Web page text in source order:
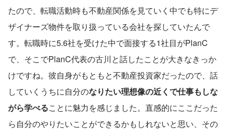
たので、転職活動時も不動産関係を見ていく中でも特にデ
ザイナーズ物件を取り扱っている会社を探していたんで
す。転職時に5.6社を受けた中で面接する1社目がPlanC
で、そこでPlanC代表の古川と話したことが大きなきっか
けですね。彼自身がもともと不動産投資家だったので、話
していくうちに自分のなりたい理想像の近くで仕事もしな
がら学べることに魅力を感じました。直感的にここだった
ら自分のやりたいことができるかもしれないと思い、その